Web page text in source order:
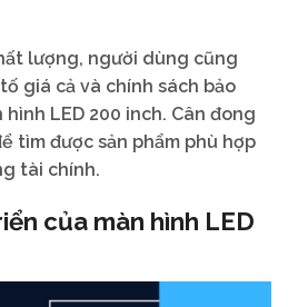
lượng, người dùng cũng
giá cả và chính sách bảo
LED 200 inch. Cân đong
tìm được sản phẩm phù hợp
tài chính.
của màn hình LED